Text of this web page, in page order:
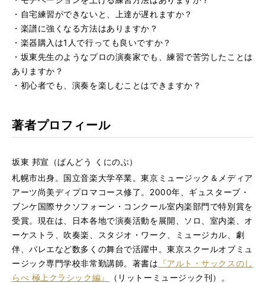
・自宅練習ができないと、上達が遅れますか？
・楽譜に強くなる方法はありますか？
・楽器購入は1人で行っても良いですか？
・坂東先生のようなプロの演奏家でも、練習で苦労したことは
ありますか？
・初心者でも、演奏を楽しむことはできますか？
著者プロフィール
坂東 邦宣（ばんどう くにのぶ）
札幌市出身。国立音楽大学卒業。東京ミュージック＆メディア
アーツ尚美ディプロマコース修了。2000年、ギュスターブ・
ブンケ国際サクソフォーン・コンクール室内楽部門で特別賞を
受賞。現在は、日本各地で演奏活動を展開、ソロ、室内楽、オ
ーケストラ、吹奏楽、スタジオ・ワーク、ミュージカル、劇
伴、バレエなど数多くの舞台で活躍中。東京スクールオブミュ
ージック専門学校非常勤講師。著書は 『アルト・サックスのし
らべ 極上クラシック編』
（リットーミュージック刊）。